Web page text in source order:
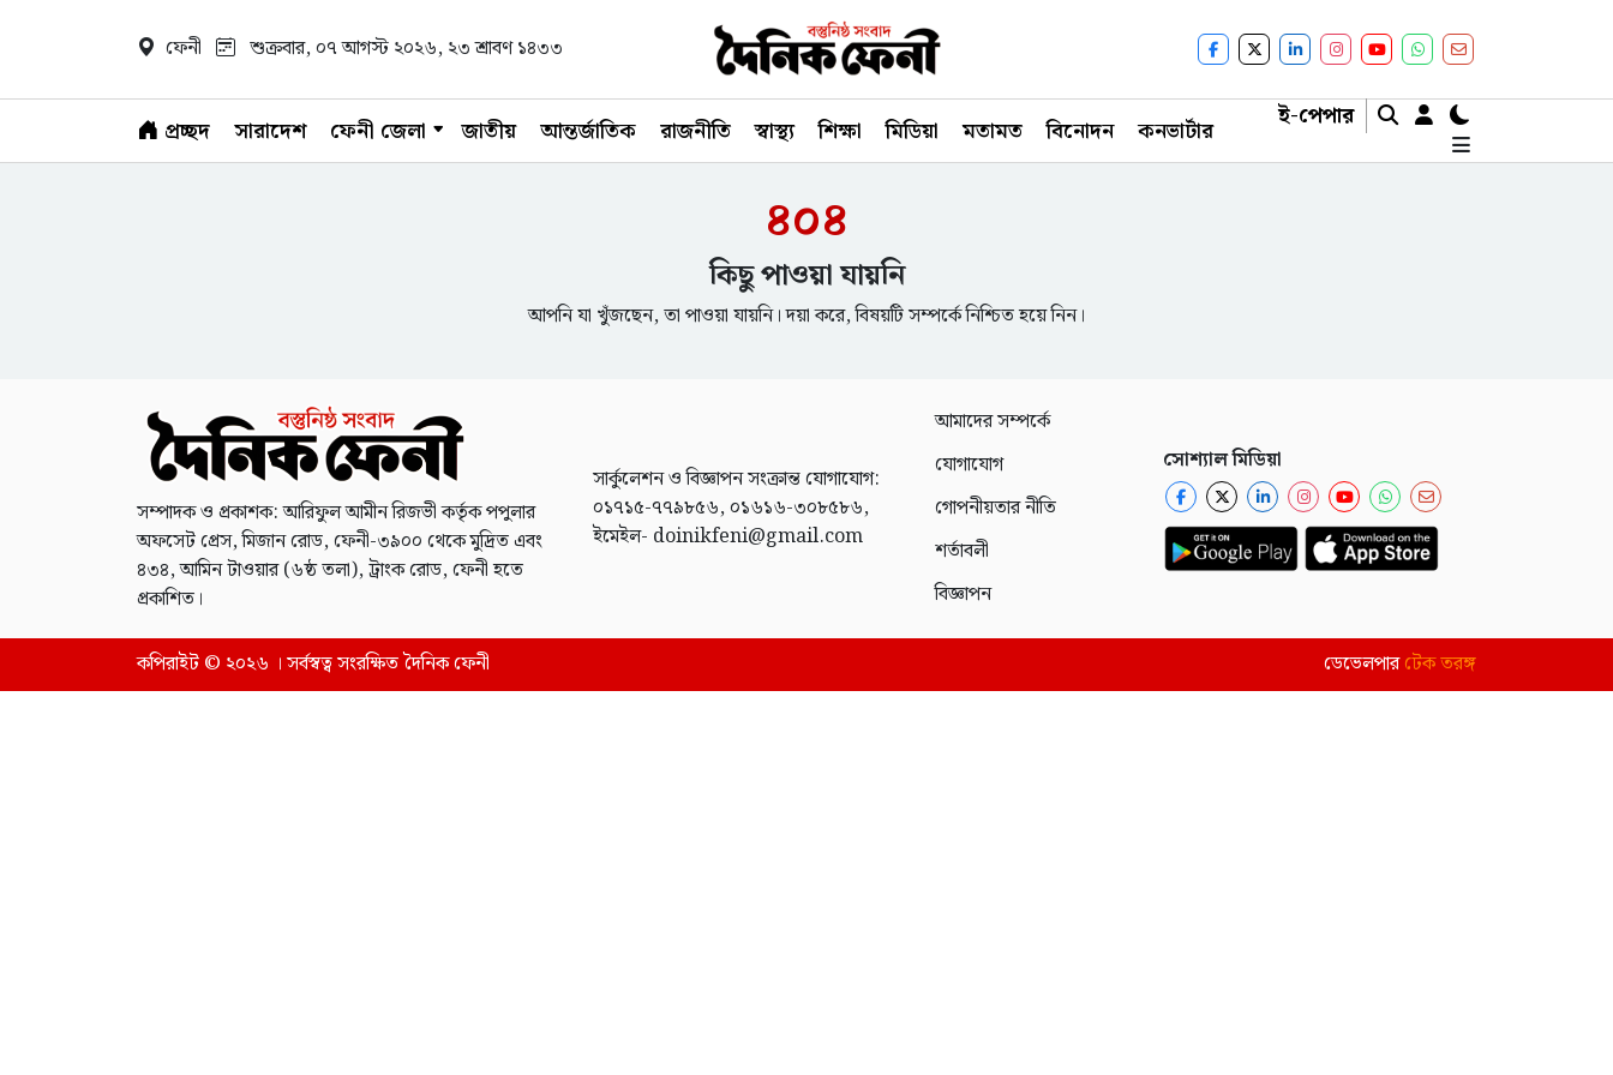
ফেনী শুক্রবার, ০৭ আগস্ট ২০২৬, ২৩ শ্রাবণ ১৪৩৩
প্রচ্ছদ সারাদেশ ফেনী জেলা জাতীয় আন্তর্জাতিক রাজনীতি স্বাস্থ্য শিক্ষা মিডিয়া মতামত বিনোদন কনভার্টার ই-পেপার
৪০৪
কিছু পাওয়া যায়নি
আপনি যা খুঁজছেন, তা পাওয়া যায়নি। দয়া করে, বিষয়টি সম্পর্কে নিশ্চিত হয়ে নিন।
সম্পাদক ও প্রকাশক: আরিফুল আমীন রিজভী কর্তৃক পপুলার
অফসেট প্রেস, মিজান রোড, ফেনী-৩৯০০ থেকে মুদ্রিত এবং
৪৩৪, আমিন টাওয়ার (৬ষ্ঠ তলা), ট্রাংক রোড, ফেনী হতে
প্রকাশিত।
সার্কুলেশন ও বিজ্ঞাপন সংক্রান্ত যোগাযোগ:
০১৭১৫-৭৭৯৮৫৬, ০১৬১৬-৩০৮৫৮৬,
ইমেইল- doinikfeni@gmail.com
আমাদের সম্পর্কে
যোগাযোগ
গোপনীয়তার নীতি
শর্তাবলী
বিজ্ঞাপন
সোশ্যাল মিডিয়া
কপিরাইট © ২০২৬ । সর্বস্বত্ব সংরক্ষিত দৈনিক ফেনী ডেভেলপারটেক তরঙ্গ